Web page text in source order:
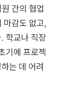
간의 협업
마감도 없고,
학교나 직장
기에 프로젝
는 데 어려